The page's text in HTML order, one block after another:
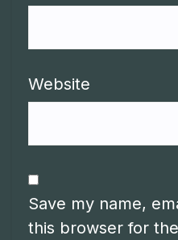
Website
Save my name,
this browser for